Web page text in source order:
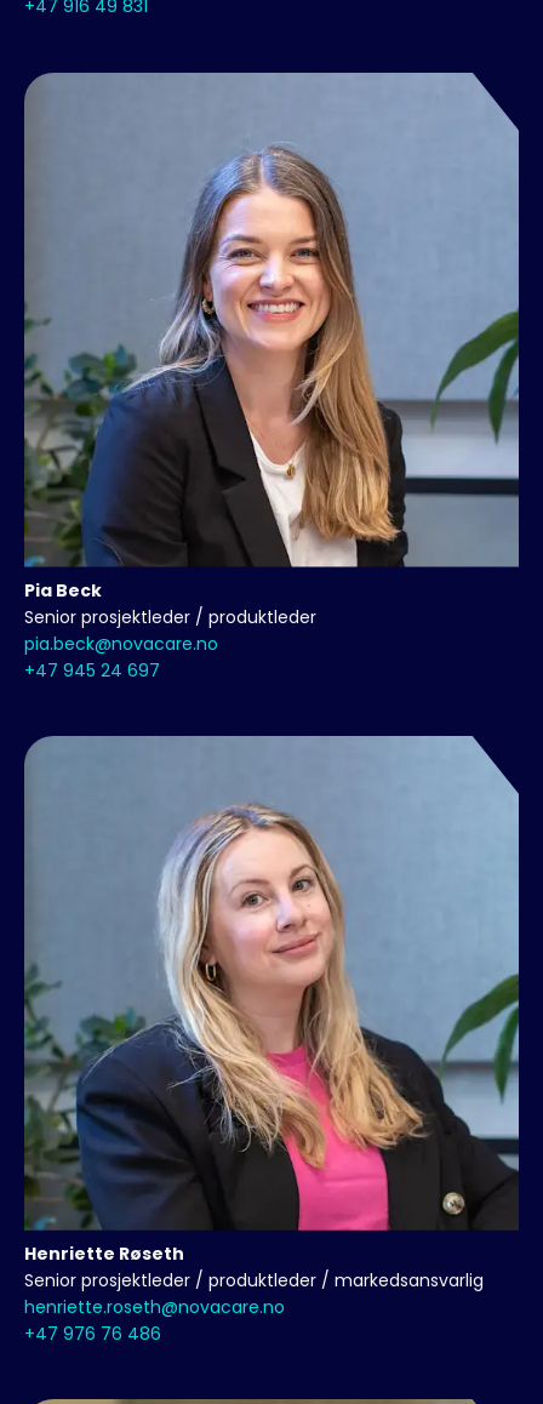
+47 916 49 831
Pia Beck
Senior prosjektleder / produktleder
pia.beck@novacare.no
+47 945 24 697
Henriette Røseth
Senior prosjektleder / produktleder / markedsansvarlig
henriette.roseth@novacare.no
+47 976 76 486